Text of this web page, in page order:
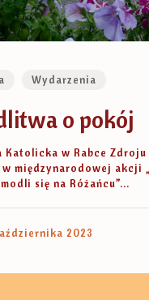
Wydarzenia
o pokój
Katolicka w Rabce Zdroju
w międzynarodowej akcji
się na Różańcu”...
2023